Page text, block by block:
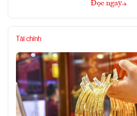
Đọc ngay
Tài chính